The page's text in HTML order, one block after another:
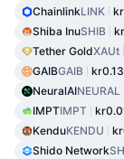
ChainlinkLINK
Shiba InuSHIB
Tether GoldXAUt
GAIBGAIB
NeuralAINEURAL
IMPTIMPT
KenduKENDU
Shido Network